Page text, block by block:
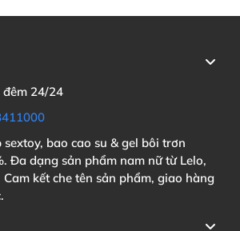
đêm 24/24
sextoy, bao cao su & gel bôi trơn
Đa dạng sản phẩm nam nữ từ Lelo,
kết che tên sản phẩm, giao hàng